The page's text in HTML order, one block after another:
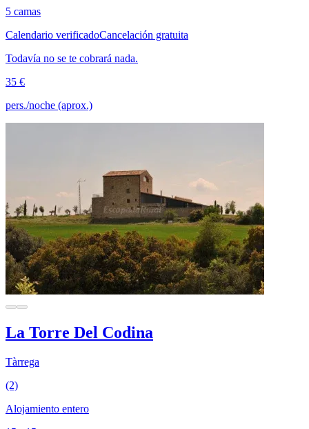
5 camas
Calendario verificadoCancelación gratuita
Todavía no se te cobrará nada.
35 €
pers./noche (aprox.)
La Torre Del Codina
Tàrrega
(2)
Alojamiento entero